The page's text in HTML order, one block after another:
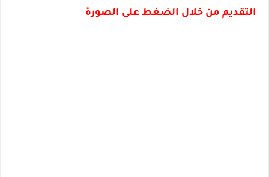
التقديم من خلال الضغط على الصورة